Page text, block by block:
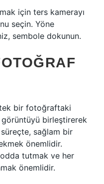
için ters kamerayı
seçin. Yöne
sembole dokunun.
bir fotoğraftaki
birleştirerek
sağlam bir
önemlidir.
tutmak ve her
önemlidir.